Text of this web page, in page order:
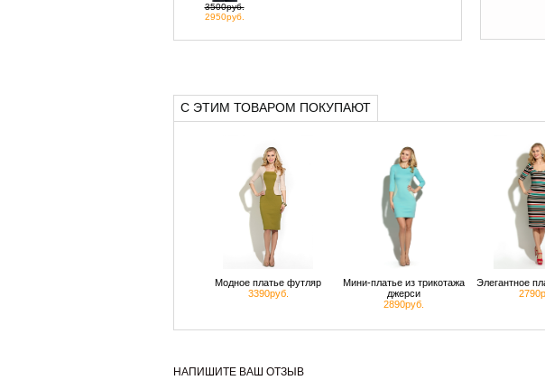
3500руб.
2950руб.
С ЭТИМ ТОВАРОМ ПОКУПАЮТ
Модное платье футляр
3390руб.
Мини-платье из трикотажа
джерси
2890руб.
Элегантное
НАПИШИТЕ ВАШ ОТЗЫВ